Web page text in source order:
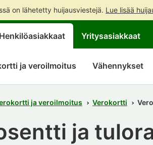
on lähetetty huijausviestejä. Lue lisää
Henkilöasiakkaat Yritysasiakkaat
ja veroilmoitus Vähennykset
ja veroilmoitus Verokortti
ja